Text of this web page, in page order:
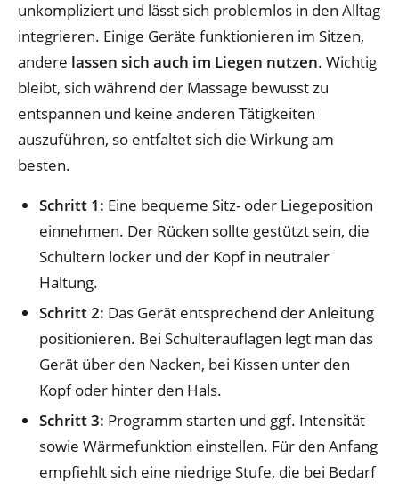
unkompliziert und lässt sich problemlos in den Alltag
integrieren. Einige Geräte funktionieren im Sitzen,
andere lassen sich auch im Liegen nutzen. Wichtig
bleibt, sich während der Massage bewusst zu
entspannen und keine anderen Tätigkeiten
auszuführen, so entfaltet sich die Wirkung am
besten.
Schritt 1: Eine bequeme Sitz- oder Liegeposition
einnehmen. Der Rücken sollte gestützt sein, die
Schultern locker und der Kopf in neutraler
Haltung.
Schritt 2: Das Gerät entsprechend der Anleitung
positionieren. Bei Schulterauflagen legt man das
Gerät über den Nacken, bei Kissen unter den
Kopf oder hinter den Hals.
Schritt 3: Programm starten und ggf. Intensität
sowie Wärmefunktion einstellen. Für den Anfang
empfiehlt sich eine niedrige Stufe, die bei Bedarf